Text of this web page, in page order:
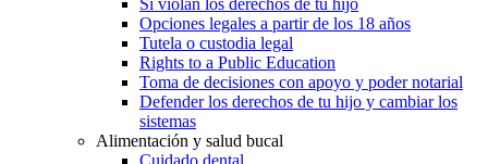
Opciones legales a partir de los 18 años
Tutela o custodia legal
Rights to a Public Education
Toma de decisiones con apoyo y poder notarial
Defender los derechos de tu hijo y cambiar los
sistemas
Alimentación y salud bucal
Cuidado dental